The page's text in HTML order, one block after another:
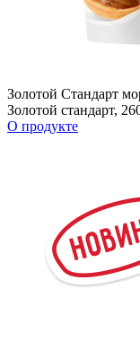
Золотой Стандарт
Золотой стандарт,
О продукте